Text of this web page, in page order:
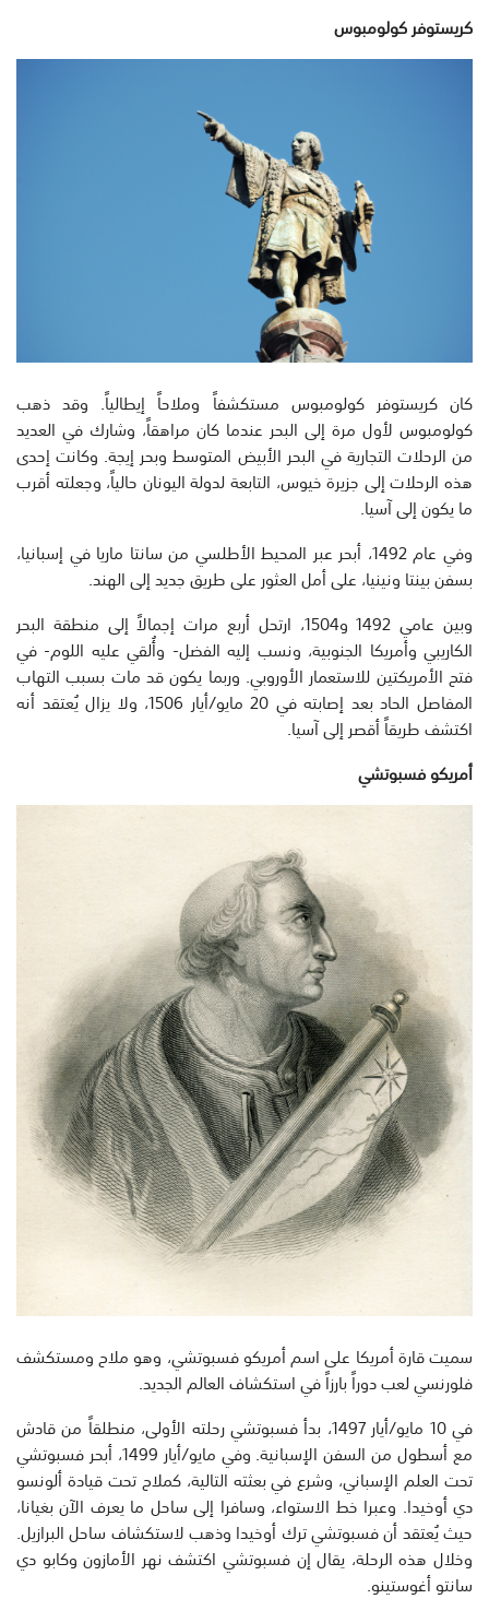
كريستوفر كولومبوس
كان كريستوفر كولومبوس مستكشفاً وملاحاً إيطالياً. وقد ذهب
كولومبوس لأول مرة إلى البحر عندما كان مراهقاً، وشارك في العديد
من الرحلات التجارية في البحر الأبيض المتوسط ​​وبحر إيجة. وكانت إحدى
هذه الرحلات إلى جزيرة خيوس، التابعة لدولة اليونان حالياً، وجعلته أقرب
ما يكون إلى آسيا.
وفي عام 1492، أبحر عبر المحيط الأطلسي من سانتا ماريا في إسبانيا،
بسفن بينتا ونينيا، على أمل العثور على طريق جديد إلى الهند.
وبين عامي 1492 و1504، ارتحل أربع مرات إجمالاً إلى منطقة البحر
الكاريبي وأمريكا الجنوبية، ونسب إليه الفضل- وأُلقي عليه اللوم- في
فتح الأمريكتين للاستعمار الأوروبي. وربما يكون قد مات بسبب التهاب
المفاصل الحاد بعد إصابته في 20 مايو/أيار 1506، ولا يزال يُعتقد أنه
اكتشف طريقاً أقصر إلى آسيا.
أمريكو فسبوتشي
سميت قارة أمريكا على اسم أمريكو فسبوتشي، وهو ملاح ومستكشف
فلورنسي لعب دوراً بارزاً في استكشاف العالم الجديد.
في 10 مايو/أيار 1497، بدأ فسبوتشي رحلته الأولى، منطلقاً من قادش
مع أسطول من السفن الإسبانية. وفي مايو/أيار 1499، أبحر فسبوتشي
تحت العلم الإسباني، وشرع في بعثته التالية، كملاح تحت قيادة ألونسو
دي أوخيدا. وعبرا خط الاستواء، وسافرا إلى ساحل ما يعرف الآن بغيانا،
حيث يُعتقد أن فسبوتشي ترك أوخيدا وذهب لاستكشاف ساحل البرازيل.
وخلال هذه الرحلة، يقال إن فسبوتشي اكتشف نهر الأمازون وكابو دي
سانتو أغوستينو.